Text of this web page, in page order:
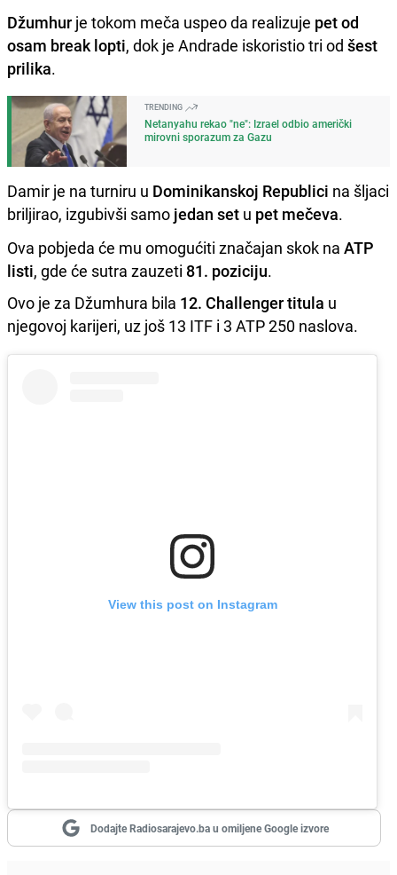
Džumhur je tokom meča uspeo da realizuje pet od
osam break lopti, dok je Andrade iskoristio tri od šest
prilika.
TRENDING
Netanyahu rekao "ne": Izrael odbio američki
mirovni sporazum za Gazu
Damir je na turniru u Dominikanskoj Republici na šljaci
briljirao, izgubivši samo jedan set u pet mečeva.
Ova pobjeda će mu omogućiti značajan skok na ATP
listi, gde će sutra zauzeti 81. poziciju.
Ovo je za Džumhura bila 12. Challenger titula u
njegovoj karijeri, uz još 13 ITF i 3 ATP 250 naslova.
View this post on Instagram
Dodajte Radiosarajevo.ba u omiljene Google izvore